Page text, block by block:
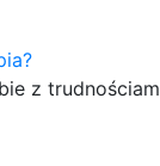
z